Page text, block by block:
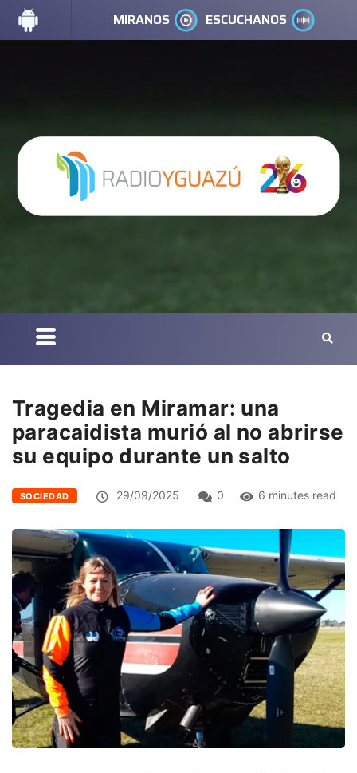
MIRANOS ESCUCHANOS
Tragedia en Miramar: una
paracaidista murió al no abrirse
su equipo durante un salto
SOCIEDAD 29/09/2025 0 6 minutes read